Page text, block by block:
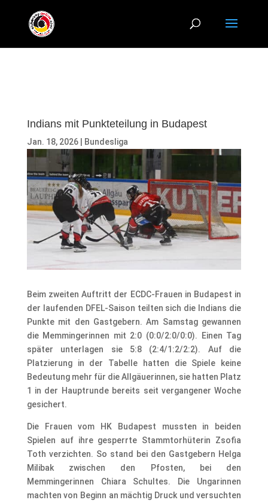
Indians mit Punkteteilung in Budapest
Jan. 18, 2026| Bundesliga
Beim zweiten Auftritt der ECDC-Frauen in Budapest in
der laufenden DFEL-Saison teilten sich die Indians die
Punkte mit den Gastgebern. Am Samstag gewannen
die Memmingerinnen mit 2:0 (0:0/2:0/0:0). Einen Tag
später unterlagen sie 5:8 (2:4/1:2/2:2). Auf die
Platzierung in der Tabelle hatten die Spiele keine
Bedeutung mehr für die Allgäuerinnen, sie hatten Platz
1 in der Hauptrunde bereits seit vergangener Woche
gesichert.
Die Frauen vom HK Budapest mussten in beiden
Spielen auf ihre gesperrte Stammtorhüterin Zsofia
Toth verzichten. So stand bei den Gastgebern Helga
Milibak zwischen den Pfosten, bei den
Memmingerinnen Chiara Schultes. Die Ungarinnen
machten von Beginn an mächtig Druck und versuchten